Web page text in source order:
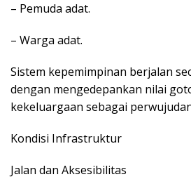
– Pemuda adat.
– Warga adat.
Sistem kepemimpinan berjalan
dengan mengedepankan nilai
kekeluargaan sebagai
Kondisi Infrastruktur
Jalan dan Aksesibilitas